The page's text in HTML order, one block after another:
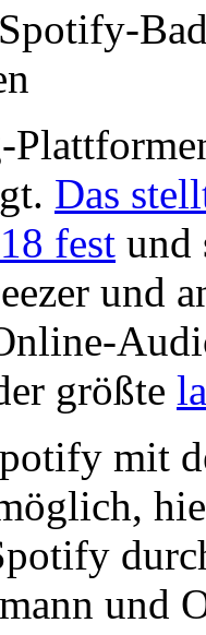
Das
fest und
und
größte
mit
und